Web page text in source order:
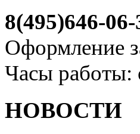
8(495)646-06-
Оформление
Часы работы:
НОВОСТИ